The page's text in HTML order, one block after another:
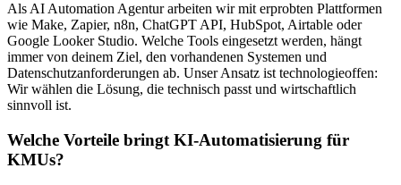
Als AI Automation Agentur arbeiten wir mit erprobten Plattformen
wie Make, Zapier, n8n, ChatGPT API, HubSpot, Airtable oder
Google Looker Studio. Welche Tools eingesetzt werden, hängt
immer von deinem Ziel, den vorhandenen Systemen und
Datenschutzanforderungen ab. Unser Ansatz ist technologieoffen:
Wir wählen die Lösung, die technisch passt und wirtschaftlich
sinnvoll ist.
Welche Vorteile bringt KI-Automatisierung für
KMUs?